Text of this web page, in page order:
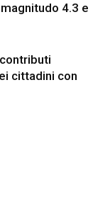
4.3 e
cittadini con